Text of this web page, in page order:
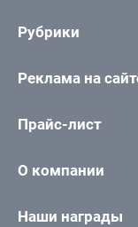
Рубрики
Реклама на
Прайс-лист
О компании
Наши награды